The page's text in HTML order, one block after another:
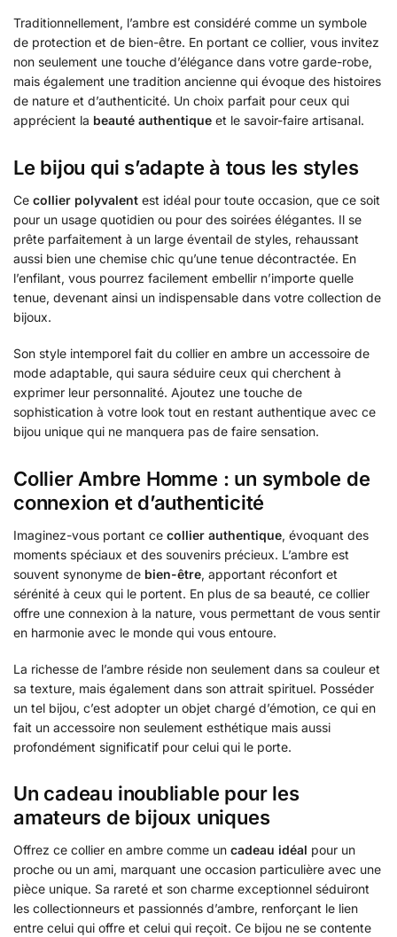
Traditionnellement, l’ambre est considéré comme un symbole
de protection et de bien-être. En portant ce collier, vous invitez
non seulement une touche d’élégance dans votre garde-robe,
mais également une tradition ancienne qui évoque des histoires
de nature et d’authenticité. Un choix parfait pour ceux qui
apprécient la beauté authentique et le savoir-faire artisanal.
Le bijou qui s’adapte à tous les styles
Ce collier polyvalent est idéal pour toute occasion, que ce soit
pour un usage quotidien ou pour des soirées élégantes. Il se
prête parfaitement à un large éventail de styles, rehaussant
aussi bien une chemise chic qu’une tenue décontractée. En
l’enfilant, vous pourrez facilement embellir n’importe quelle
tenue, devenant ainsi un indispensable dans votre collection de
bijoux.
Son style intemporel fait du collier en ambre un accessoire de
mode adaptable, qui saura séduire ceux qui cherchent à
exprimer leur personnalité. Ajoutez une touche de
sophistication à votre look tout en restant authentique avec ce
bijou unique qui ne manquera pas de faire sensation.
Collier Ambre Homme : un symbole de
connexion et d’authenticité
Imaginez-vous portant ce collier authentique, évoquant des
moments spéciaux et des souvenirs précieux. L’ambre est
souvent synonyme de bien-être, apportant réconfort et
sérénité à ceux qui le portent. En plus de sa beauté, ce collier
offre une connexion à la nature, vous permettant de vous sentir
en harmonie avec le monde qui vous entoure.
La richesse de l’ambre réside non seulement dans sa couleur et
sa texture, mais également dans son attrait spirituel. Posséder
un tel bijou, c’est adopter un objet chargé d’émotion, ce qui en
fait un accessoire non seulement esthétique mais aussi
profondément significatif pour celui qui le porte.
Un cadeau inoubliable pour les
amateurs de bijoux uniques
Offrez ce collier en ambre comme un cadeau idéal pour un
proche ou un ami, marquant une occasion particulière avec une
pièce unique. Sa rareté et son charme exceptionnel séduiront
les collectionneurs et passionnés d’ambre, renforçant le lien
entre celui qui offre et celui qui reçoit. Ce bijou ne se contente